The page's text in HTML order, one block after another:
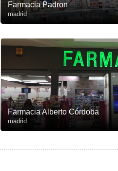
Farmacia Padron
madrid
Farmacia Alberto Córdoba
madrid